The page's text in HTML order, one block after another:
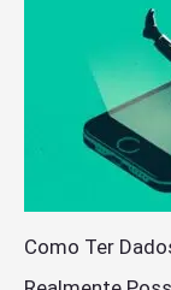
Como Ter